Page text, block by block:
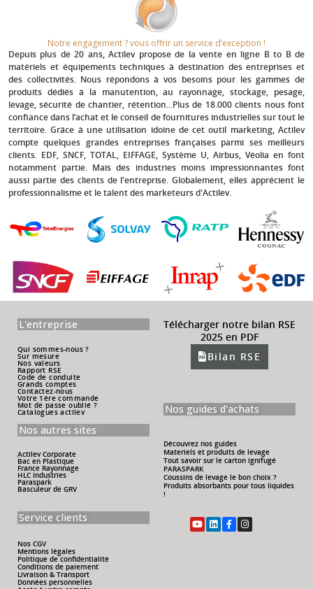
Notre engagement ? vous offrir un service d’exception !​
Depuis plus de 20 ans, Actilev propose de la vente en ligne B to B de
matériels et équipements techniques à destination des entreprises et
des collectivités. Nous répondons à vos besoins pour les gammes de
produits dédiés à la manutention, au rayonnage, stockage, pesage,
levage, sécurité de chantier, rétention...Plus de 18.000 clients nous font
confiance dans l’achat et le conseil de fournitures industrielles sur tout le
territoire. Grâce à une utilisation idoine de cet outil marketing, Actilev
compte quelques grandes entreprises françaises parmi ses meilleurs
clients. EDF, SNCF, TOTAL, EIFFAGE, Système U, Airbus, Véolia en font
notamment partie. Mais des industries moins impressionnantes font
aussi partie des clients de l'entreprise. Globalement, elles apprécient le
professionnalisme et le talent des marketeurs d'Actilev.
L'entreprise
Qui sommes-nous ?
Sur mesure
Nos valeurs
Rapport RSE
Code de conduite
Grands comptes
Contactez-nous
Votre 1ére commande
Mot de passe oublié ?
Catalogues actilev
Télécharger notre bilan RSE
2025 en PDF
Bilan RSE
Nos autres sites
Actilev Corporate
Bac en Plastique
France Rayonnage
HLC Industries
Paraspark
Basculeur de GRV
Nos guides d'achats
Découvrez nos guides
Materiels et produits de levage
Tout savoir sur le carton ignifugé
PARASPARK
Coussins de levage le bon choix ?
Produits absorbants pour tous liquides
!
Service clients
Nos CGV
Mentions légales
Politique de confidentialité
Conditions de paiement
Livraison & Transport
Données personnelles